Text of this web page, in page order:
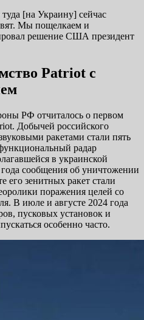
[на Украину] сейчас
Мы пощелкаем и
решение США президент
Patriot с
РФ отчиталось о первом
Добычей российского
ракетами стали пять
радар
в украинской
сообщения об уничтожении
его зенитных ракет стали
поражения целей со
В июле и августе 2024 года
пусковых установок и
особенно часто.